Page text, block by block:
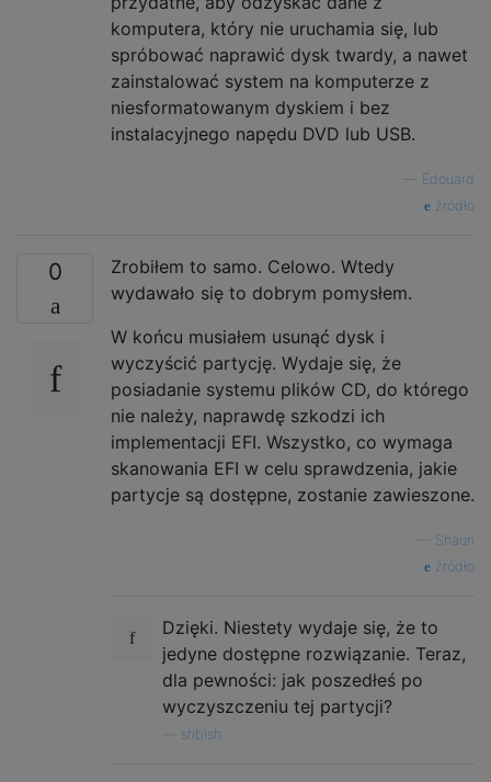
komputera, który nie uruchamia się, lub
spróbować naprawić dysk twardy, a nawet
zainstalować system na komputerze z
niesformatowanym dyskiem i bez
instalacyjnego napędu DVD lub USB.
Édouard
źródło
0
Zrobiłem to samo. Celowo. Wtedy
wydawało się to dobrym pomysłem.
W końcu musiałem usunąć dysk i
wyczyścić partycję. Wydaje się, że
posiadanie systemu plików CD, do którego
nie należy, naprawdę szkodzi ich
implementacji EFI. Wszystko, co wymaga
skanowania EFI w celu sprawdzenia, jakie
partycje są dostępne, zostanie zawieszone.
Shaun
źródło
Dzięki. Niestety wydaje się, że to
jedyne dostępne rozwiązanie. Teraz,
dla pewności: jak poszedłeś po
wyczyszczeniu tej partycji?
shblsh